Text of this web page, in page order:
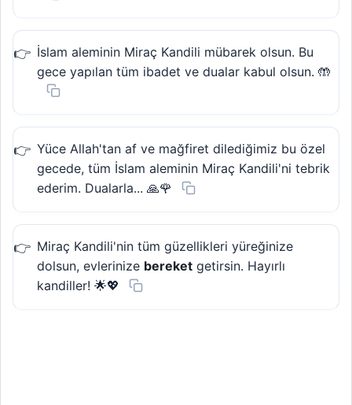
İslam aleminin Miraç Kandili mübarek olsun. Bu
gece yapılan tüm ibadet ve dualar kabul olsun. 🤲
Yüce Allah'tan af ve mağfiret dilediğimiz bu özel
gecede, tüm İslam aleminin Miraç Kandili'ni tebrik
ederim. Dualarla... 🙏🌹
Miraç Kandili'nin tüm güzellikleri yüreğinize
dolsun, evlerinize bereket getirsin. Hayırlı
kandiller! 🌟💖